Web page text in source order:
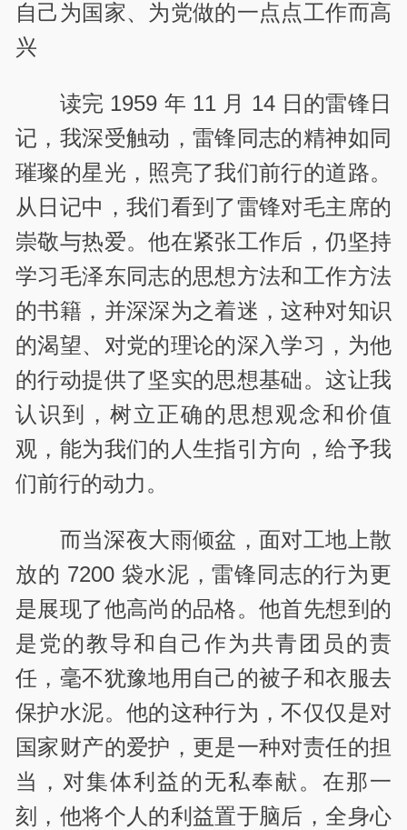
自己为国家、为党做的一点点工作而高
兴
读完 1959 年 11 月 14 日的雷锋日
记，我深受触动，雷锋同志的精神如同
璀璨的星光，照亮了我们前行的道路。
从日记中，我们看到了雷锋对毛主席的
崇敬与热爱。他在紧张工作后，仍坚持
学习毛泽东同志的思想方法和工作方法
的书籍，并深深为之着迷，这种对知识
的渴望、对党的理论的深入学习，为他
的行动提供了坚实的思想基础。这让我
认识到，树立正确的思想观念和价值
观，能为我们的人生指引方向，给予我
们前行的动力。
而当深夜大雨倾盆，面对工地上散
放的 7200 袋水泥，雷锋同志的行为更
是展现了他高尚的品格。他首先想到的
是党的教导和自己作为共青团员的责
任，毫不犹豫地用自己的被子和衣服去
保护水泥。他的这种行为，不仅仅是对
国家财产的爱护，更是一种对责任的担
当，对集体利益的无私奉献。在那一
刻，他将个人的利益置于脑后，全身心